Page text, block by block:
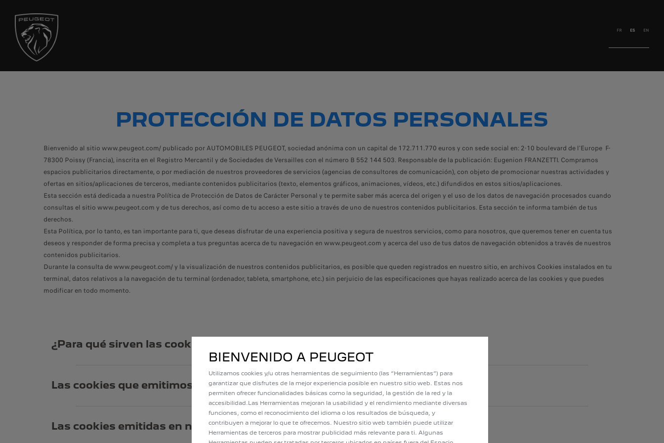
FR ES EN
PROTECCIÓN DE DATOS PERSONALES
Bienvenido al sitio www.peugeot.com/ publicado por AUTOMOBILES PEUGEOT, sociedad anónima con un capital de 172.711.770 euros y con sede social en: 2-10 boulevard de l’Europe F-
78300 Poissy (Francia), inscrita en el Registro Mercantil y de Sociedades de Versailles con el número B 552 144 503. Responsable de la publicación: Eugenion FRANZETTI. Compramos
espacios publicitarios directamente, o por mediación de nuestros proveedores de servicios (agencias de consultores de comunicación), con objeto de promocionar nuestras actividades y
ofertas en sitios/aplicaciones de terceros, mediante contenidos publicitarios (texto, elementos gráficos, animaciones, vídeos, etc.) difundidos en estos sitios/aplicaciones.
Esta sección está dedicada a nuestra Política de Protección de Datos de Carácter Personal y te permite saber más acerca del origen y el uso de los datos de navegación procesados cuando
consultas el sitio www.peugeot.com y de tus derechos, así como de tu acceso a este sitio a través de uno de nuestros contenidos publicitarios. Esta sección te informa también de tus
derechos.
Esta Política, por lo tanto, es tan importante para ti, que deseas disfrutar de una experiencia positiva y segura de nuestros servicios, como para nosotros, que queremos tener en cuenta tus
deseos y responder de forma precisa y completa a tus preguntas acerca de tu navegación en www.peugeot.com y acerca del uso de tus datos de navegación obtenidos a través de nuestros
contenidos publicitarios.
Durante la consulta de www.peugeot.com/ y la visualización de nuestros contenidos publicitarios, es posible que queden registrados en nuestro sitio, en archivos Cookies instalados en tu
terminal, datos relativos a la navegación de tu terminal (ordenador, tableta, smartphone, etc.) sin perjuicio de las especificaciones que hayas realizado acerca de las cookies y que puedes
modificar en todo momento.
¿Para qué sirven las cookies emitidas en www.peugeot.com?
Las cookies que emitimos nos permiten :
Las cookies emitidas en nuestro sitio por terceros
BIENVENIDO A PEUGEOT
Utilizamos cookies y/u otras herramientas de seguimiento (las “Herramientas”) para
garantizar que disfrutes de la mejor experiencia posible en nuestro sitio web. Estas nos
permiten ofrecer funcionalidades básicas como la seguridad, la gestión de la red y la
accesibilidad.Las Herramientas mejoran la usabilidad y el rendimiento mediante diversas
funciones, como el reconocimiento del idioma o los resultados de búsqueda, y
contribuyen a mejorar lo que te ofrecemos. Nuestro sitio web también puede utilizar
Herramientas de terceros para mostrar publicidad más relevante para ti. Algunas